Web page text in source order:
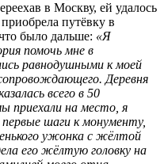
в Москву, ей удалось
путёвку в
было дальше: «Я
помочь мне в
равнодушными к моей
Деревня
всего в 50
приехали на место, я
первые шаги к монументу,
ужонка с жёлтой
его жёлтую головку на